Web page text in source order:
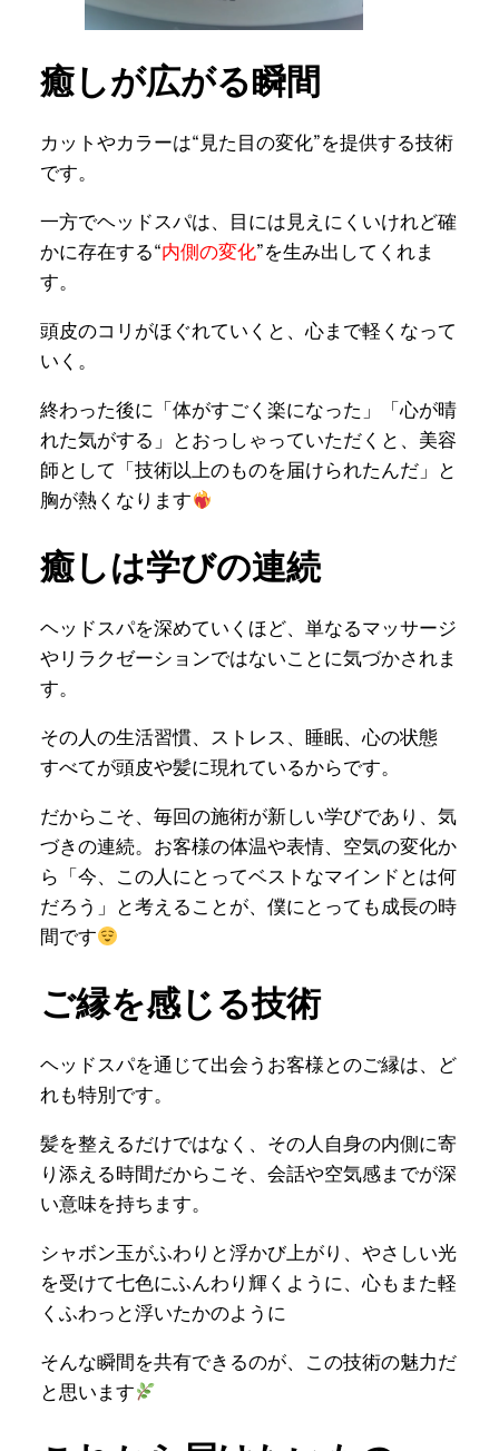
癒しが広がる瞬間
カットやカラーは“見た目の変化”を提供する技術
です。
一方でヘッドスパは、目には見えにくいけれど確
かに存在する“内側の変化”を生み出してくれま
す。
頭皮のコリがほぐれていくと、心まで軽くなって
いく。
終わった後に「体がすごく楽になった」「心が晴
れた気がする」とおっしゃっていただくと、美容
師として「技術以上のものを届けられたんだ」と
胸が熱くなります
癒しは学びの連続
ヘッドスパを深めていくほど、単なるマッサージ
やリラクゼーションではないことに気づかされま
す。
その人の生活習慣、ストレス、睡眠、心の状態
すべてが頭皮や髪に現れているからです。
だからこそ、毎回の施術が新しい学びであり、気
づきの連続。お客様の体温や表情、空気の変化か
ら「今、この人にとってベストなマインドとは何
だろう」と考えることが、僕にとっても成長の時
間です
ご縁を感じる技術
ヘッドスパを通じて出会うお客様とのご縁は、ど
れも特別です。
髪を整えるだけではなく、その人自身の内側に寄
り添える時間だからこそ、会話や空気感までが深
い意味を持ちます。
シャボン玉がふわりと浮かび上がり、やさしい光
を受けて七色にふんわり輝くように、心もまた軽
くふわっと浮いたかのように
そんな瞬間を共有できるのが、この技術の魅力だ
と思います